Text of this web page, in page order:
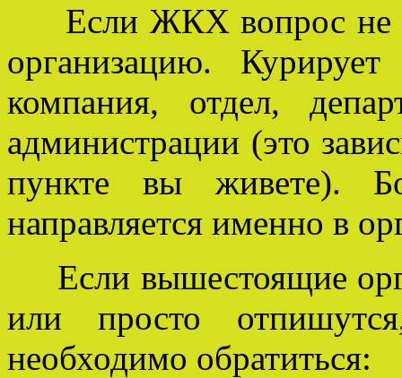
Если ЖКХ вопрос не
организацию.
компания, отдел,
администрации (это
пункте вы живете).
направляется именно в
Если вышестоящие
или просто
необходимо обратиться: